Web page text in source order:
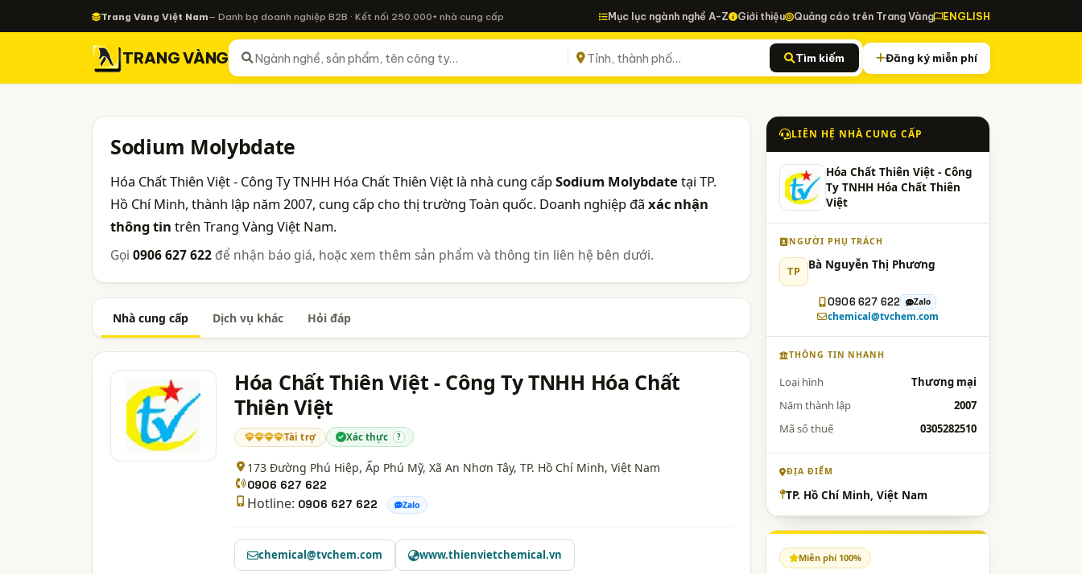
Trang Vàng Việt Nam— Danh bạ doanh nghiệp B2B · Kết nối 250.000+ nhà cung cấp Mục lục ngành nghề A-Z Giới thiệu Quảng cáo trên Trang Vàng ENGLISH
TRANG VÀNG Tìm kiếm Đăng ký miễn phí
Sodium Molybdate
Hóa Chất Thiên Việt - Công Ty TNHH Hóa Chất Thiên Việt là nhà cung cấpSodium Molybdate tại TP.
Hồ Chí Minh, thành lập năm 2007, cung cấp cho thị trường Toàn quốc. Doanh nghiệp đã xác nhận
thông tin trên Trang Vàng Việt Nam.
Gọi 0906 627 622 để nhận báo giá, hoặc xem thêm sản phẩm và thông tin liên hệ bên dưới.
Nhà cung cấp Dịch vụ khác Hỏi đáp
Hóa Chất Thiên Việt - Công Ty TNHH Hóa Chất
Thiên Việt
Tài trợ Xác thực ?
173 Đường Phú Hiệp, Ấp Phú Mỹ, Xã An Nhơn Tây, TP. Hồ Chí Minh, Việt Nam
0906 627 622
Hotline: 0906 627 622 Zalo
chemical@tvchem.com www.thienvietchemical.vn
LIÊN HỆ NHÀ CUNG CẤP
Hóa Chất Thiên Việt - Công
Ty TNHH Hóa Chất Thiên
Việt
NGƯỜI PHỤ TRÁCH
TP Bà Nguyễn Thị Phương
0906 627 622 Zalo
chemical@tvchem.com
THÔNG TIN NHANH
Loại hình
Thương mại
Năm thành lập
2007
Mã số thuế
0305282510
ĐỊA ĐIỂM
TP. Hồ Chí Minh, Việt Nam
Miễn phí 100%